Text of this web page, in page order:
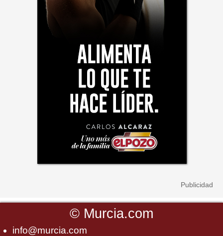
© Murcia.com
info@murcia.com